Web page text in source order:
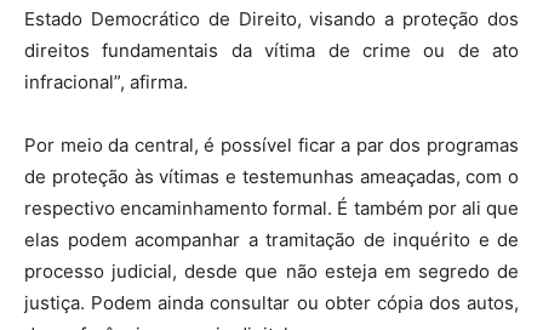
Estado Democrático de Direito, visando a proteção dos
direitos fundamentais da vítima de crime ou de ato
infracional”, afirma.
Por meio da central, é possível ficar a par dos programas
de proteção às vítimas e testemunhas ameaçadas, com o
respectivo encaminhamento formal. É também por ali que
elas podem acompanhar a tramitação de inquérito e de
processo judicial, desde que não esteja em segredo de
justiça. Podem ainda consultar ou obter cópia dos autos,